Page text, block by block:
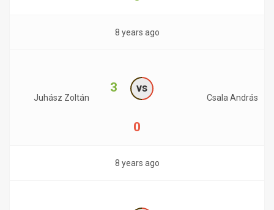
8 years ago
Juhász Zoltán
3 vs
0
Csala András
8 years ago